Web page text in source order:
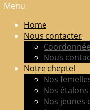
La
Maison
Du
Prince
Elevage
allemand
Menu
Home
Nous contacter
Nous
Notre cheptel
Nos
Nos étalons
Nos jeunes